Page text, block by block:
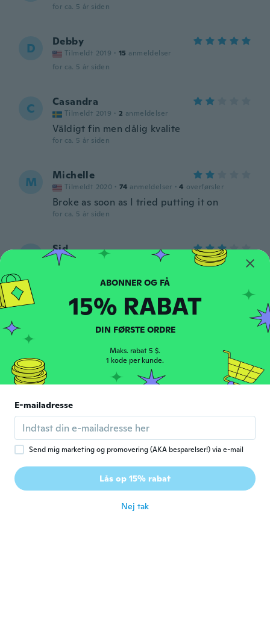
for ca. 5 år siden
D Debby
Tilmeldt 2019 · 15 anmeldelser
for ca. 5 år siden
C Casandra
Tilmeldt 2019 · 2 anmeldelser
Väldigt fin men dålig kvalite
for ca. 5 år siden
M Michelle
Tilmeldt 2020 · 74 anmeldelser · 4 overførsler
Broke as soon as I tried putting it on
for ca. 5 år siden
Sid
Tilmeldt 2020 anmeldelser overførsler
Kann ihn nicht richtig am Ohr befestigen
for ca. 5 år siden
Tilmeldt 2017 · 1023 anmeldelser
M Miguel
Aun nonlo ha probado pero le gusto
C ClaudiayAlex
Tilmeldt 2020 · 38 anmeldelser · 32 overførsler
No es el de la imagen
15% RABAT
DIN FØRSTE ORDRE
Maks. rabat 5 $.
1 kode per kunde.
E-mailadresse
Send mig marketing og promovering (AKA besparelser!) via e-mail
Lås op 15% rabat
Nej tak